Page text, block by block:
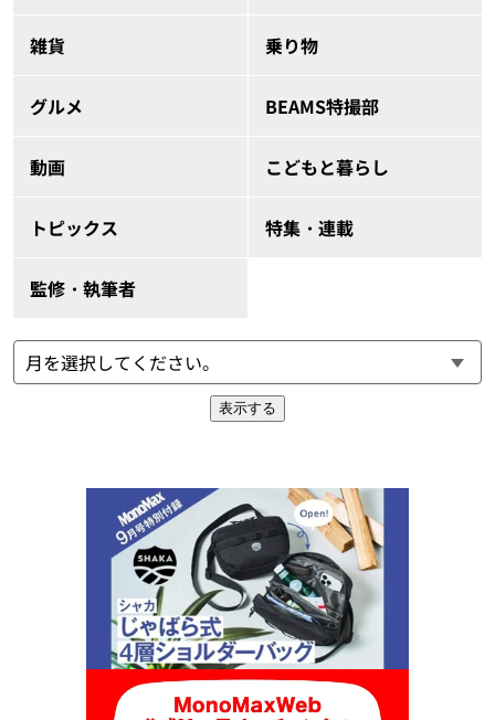
雑貨 乗り物
グルメ BEAMS特撮部
動画 こどもと暮らし
トピックス 特集・連載
監修・執筆者
表示する